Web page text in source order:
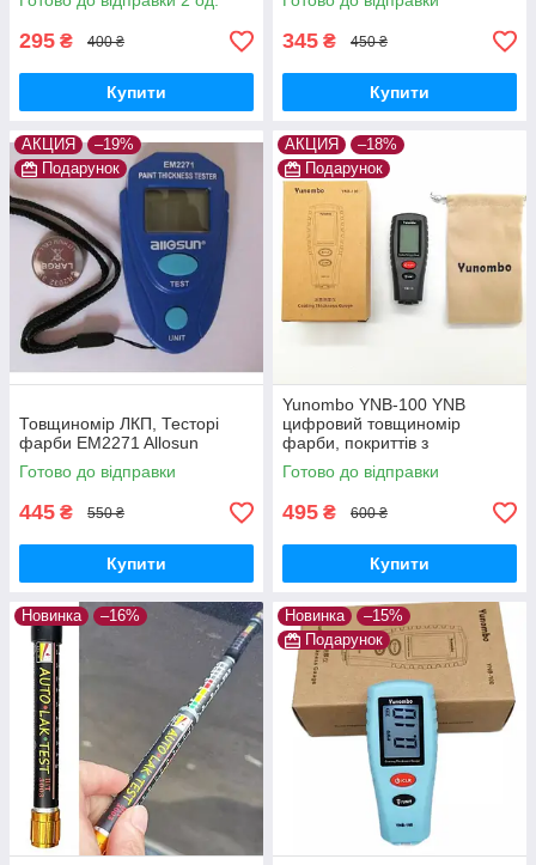
295 ₴ 400 ₴
Купити
345 ₴ 450 ₴
Купити
АКЦИЯ
–19%
Подарунок
Товщиномір ЛКП, Тесторі
фарби EM2271 Allosun
Готово до відправки
445 ₴ 550 ₴
Купити
АКЦИЯ
–18%
Подарунок
Yunombo YNB-100 YNB
цифровий товщиномір
фарби, покриттів з
підсвічуванням, не вимагає
калібрування
Готово до відправки
495 ₴ 600 ₴
Купити
Новинка –16% Новинка
–15%
Подарунок